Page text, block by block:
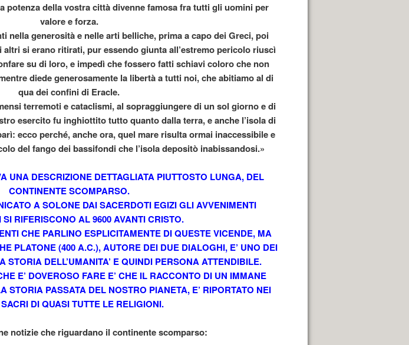
potenza della vostra città divenne famosa fra tutti gli uomini per
valore e forza.
nella generosità e nelle arti belliche, prima a capo dei Greci, poi
si erano ritirati, pur essendo giunta all’estremo pericolo riuscì
su di loro, e impedì che fossero fatti schiavi coloro che non
diede generosamente la libertà a tutti noi, che abitiamo al di
qua dei confini di Eracle.
terremoti e cataclismi, al sopraggiungere di un sol giorno e di
esercito fu inghiottito tutto quanto dalla terra, e anche l’isola di
ecco perché, anche ora, quel mare risulta ormai inaccessibile e
del fango dei bassifondi che l’isola depositò inabissandosi.»
UNA DESCRIZIONE DETTAGLIATA PIUTTOSTO LUNGA, DEL
CONTINENTE SCOMPARSO.
A SOLONE DAI SACERDOTI EGIZI GLI AVVENIMENTI
SI RIFERISCONO AL 9600 AVANTI CRISTO.
CHE PARLINO ESPLICITAMENTE DI QUESTE VICENDE, MA
PLATONE (400 A.C.), AUTORE DEI DUE DIALOGHI, E’ UNO DEI
STORIA DELL’UMANITA’ E QUINDI PERSONA ATTENDIBILE.
E’ DOVEROSO FARE E’ CHE IL RACCONTO DI UN IMMANE
STORIA PASSATA DEL NOSTRO PIANETA, E’ RIPORTATO NEI
DI QUASI TUTTE LE RELIGIONI.
notizie che riguardano il continente scomparso: